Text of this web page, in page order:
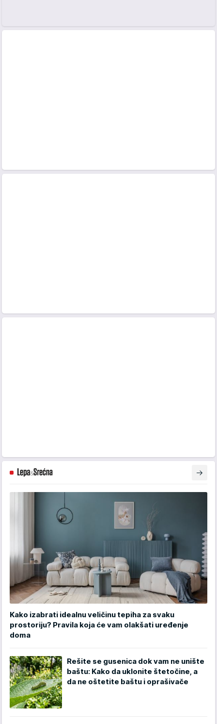
Kako izabrati idealnu veličinu tepiha za svaku
prostoriju? Pravila koja će vam olakšati uređenje
doma
Rešite se gusenica dok vam ne unište
baštu: Kako da uklonite štetočine, a
da ne oštetite baštu i oprašivače